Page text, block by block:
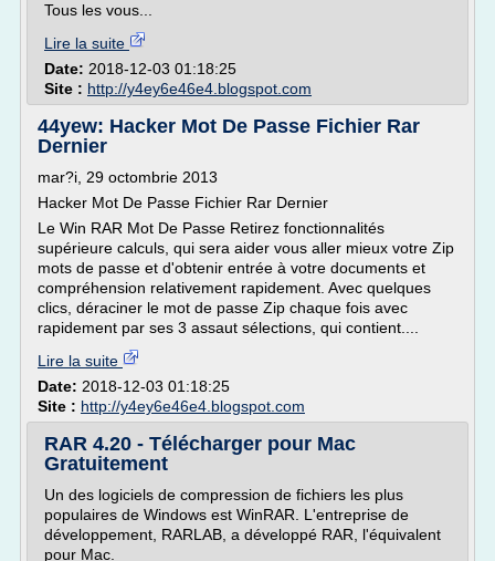
Tous les vous...
Lire la suite
Date: 2018-12-03 01:18:25
Site : http://y4ey6e46e4.blogspot.com
44yew: Hacker Mot De Passe Fichier Rar
Dernier
mar?i, 29 octombrie 2013
Hacker Mot De Passe Fichier Rar Dernier
Le Win RAR Mot De Passe Retirez fonctionnalités
supérieure calculs, qui sera aider vous aller mieux votre Zip
mots de passe et d'obtenir entrée à votre documents et
compréhension relativement rapidement. Avec quelques
clics, déraciner le mot de passe Zip chaque fois avec
rapidement par ses 3 assaut sélections, qui contient....
Lire la suite
Date: 2018-12-03 01:18:25
Site : http://y4ey6e46e4.blogspot.com
RAR 4.20 - Télécharger pour Mac
Gratuitement
Un des logiciels de compression de fichiers les plus
populaires de Windows est WinRAR. L'entreprise de
développement, RARLAB, a développé RAR, l'équivalent
pour Mac.